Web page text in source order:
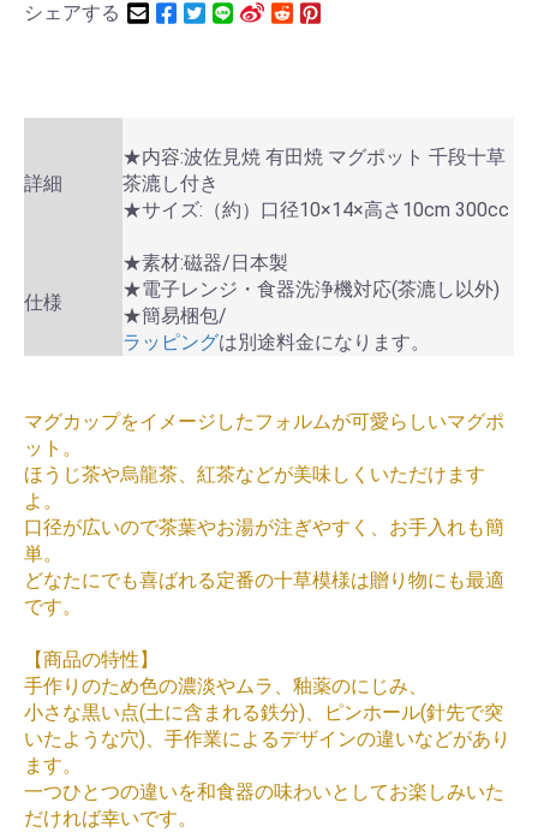
シェアする
詳細
★内容:波佐見焼 有田焼 マグポット 千段十草
茶漉し付き
★サイズ:（約）口径10×14×高さ10cm 300cc
仕様
★素材:磁器/日本製
★電子レンジ・食器洗浄機対応(茶漉し以外)
★簡易梱包/
ラッピングは別途料金になります。
マグカップをイメージしたフォルムが可愛らしいマグポ
ット。
ほうじ茶や烏龍茶、紅茶などが美味しくいただけます
よ。
口径が広いので茶葉やお湯が注ぎやすく、お手入れも簡
単。
どなたにでも喜ばれる定番の十草模様は贈り物にも最適
です。
【商品の特性】
手作りのため色の濃淡やムラ、釉薬のにじみ、
小さな黒い点(土に含まれる鉄分)、ピンホール(針先で突
いたような穴)、手作業によるデザインの違いなどがあり
ます。
一つひとつの違いを和食器の味わいとしてお楽しみいた
だければ幸いです。